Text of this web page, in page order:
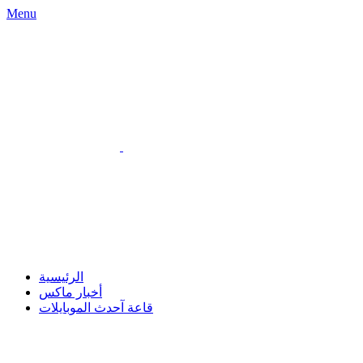
Menu
الرئيسية
أخبار ماكس
قاعة آحدث الموبايلات